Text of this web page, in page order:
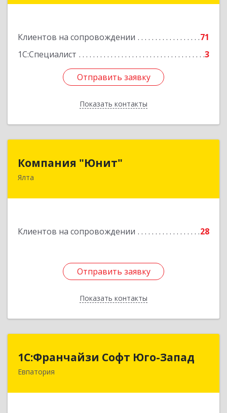
Клиентов на сопровождении
71
1С:Специалист
3
Отправить заявку
Показать контакты
Отправить заявку
Назад
Компания "Юнит"
Ялта
Клиентов на сопровождении 28
Отправить заявку
Показать контакты
298600, Крым Респ, Ялта г, Васильева ул, дом №
Отправить заявку
Назад
1С:Франчайзи Софт Юго-Запад
Евпатория
1С:Франчайзи Софт Юго-Запад
297407, Крым Респ, Евпатория г, Победы пр-кт,